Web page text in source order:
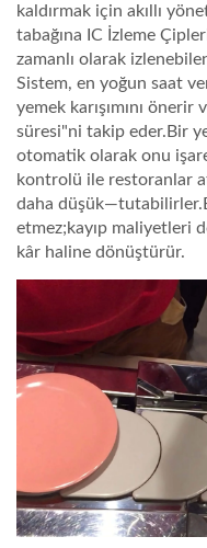
kaldırmak için akıllı
tabağına IC İzleme
zamanlı olarak
Sistem, en yoğun saat
yemek karışımını
süresi"ni takip eder.Bir
otomatik olarak onu
kontrolü ile restoranlar
daha
etmez;kayıp maliyetleri
kâr haline dönüştürür.